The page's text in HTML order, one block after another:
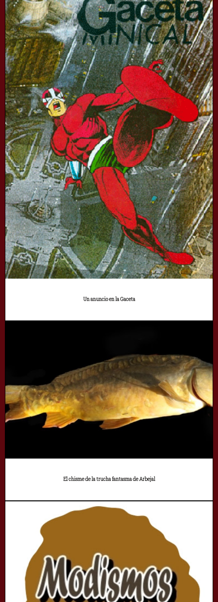
Un anuncio en la Gaceta
El chisme de la trucha fantasma de Arbejal